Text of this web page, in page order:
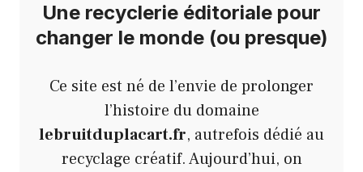
Une recyclerie éditoriale pour
changer le monde (ou presque)
Ce site est né de l’envie de prolonger
l’histoire du domaine
lebruitduplacart.fr, autrefois dédié au
recyclage créatif. Aujourd’hui, on